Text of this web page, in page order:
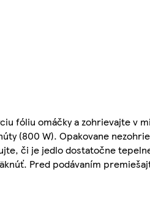
fóliu omáčky a zohrievajte v
(800 W). Opakovane
či je jedlo dostatočne
Pred podávaním